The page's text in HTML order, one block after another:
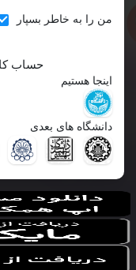
من را به خاطر بسپار
حساب
اینجا هستیم
دانشگاه های بعدی